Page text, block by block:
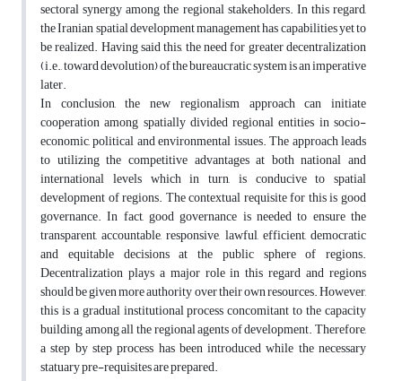
sectoral synergy among the regional stakeholders. In this regard,
the Iranian spatial development management has capabilities yet to
be realized. Having said this, the need for greater decentralization
(i.e., toward devolution) of the bureaucratic system is an imperative
later.
In conclusion, the new regionalism approach can initiate
cooperation among spatially divided regional entities in socio-
economic, political and environmental issues. The approach leads
to utilizing the competitive advantages at both national and
international levels which in turn, is conducive to spatial
development of regions. The contextual requisite for this is good
governance. In fact, good governance is needed to ensure the
transparent, accountable, responsive, lawful, efficient, democratic
and equitable decisions at the public sphere of regions.
Decentralization plays a major role in this regard and regions
should be given more authority over their own resources. However,
this is a gradual institutional process concomitant to the capacity
building among all the regional agents of development. Therefore,
a step by step process has been introduced while the necessary
statuary pre-requisites are prepared.